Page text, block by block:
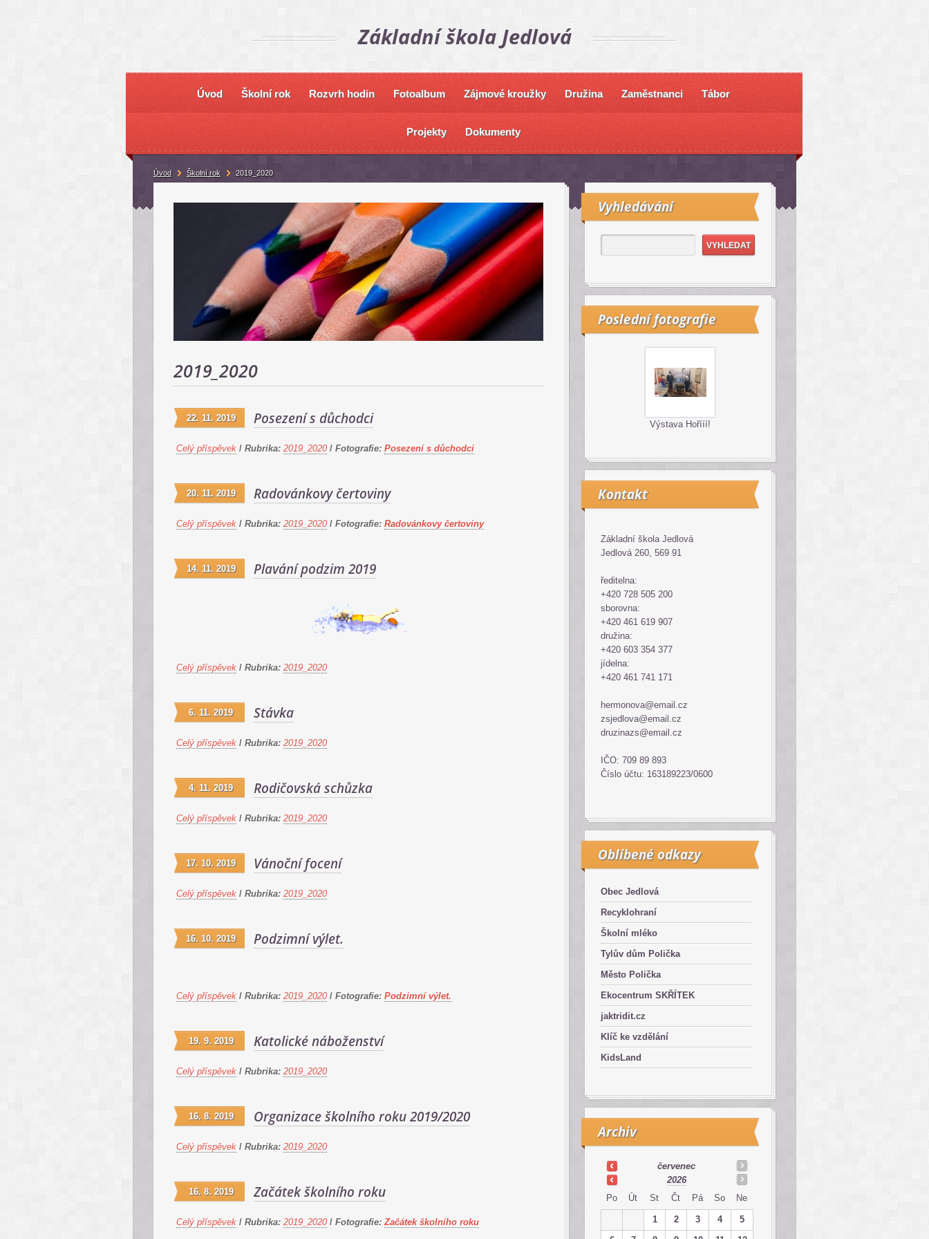
Základní škola Jedlová
Úvod Školní rok Rozvrh hodin Fotoalbum Zájmové kroužky Družina Zaměstnanci Tábor
Projekty Dokumenty
2019_2020
Posezení s důchodci
22. 11. 2019
Celý příspěvek / Rubrika: 2019_2020 / Fotografie: Posezení s důchodci
Radovánkovy čertoviny
20. 11. 2019
Celý příspěvek / Rubrika: 2019_2020 / Fotografie: Radovánkovy čertoviny
Plavání podzim 2019
14. 11. 2019
Celý příspěvek / Rubrika: 2019_2020
Stávka
6. 11. 2019
Celý příspěvek / Rubrika: 2019_2020
Rodičovská schůzka
4. 11. 2019
Celý příspěvek / Rubrika: 2019_2020
Vánoční focení
17. 10. 2019
Celý příspěvek / Rubrika: 2019_2020
Podzimní výlet.
16. 10. 2019
Celý příspěvek / Rubrika: 2019_2020 / Fotografie: Podzimní výlet.
Katolické náboženství
19. 9. 2019
Celý příspěvek / Rubrika: 2019_2020
Organizace školního roku 2019/2020
16. 8. 2019
Celý příspěvek / Rubrika: 2019_2020
Začátek školního roku
16. 8. 2019
Celý příspěvek / Rubrika: 2019_2020 / Fotografie: Začátek školního roku
Vyhledávání
Poslední fotografie
Výstava Hořííí!
Kontakt
Základní škola Jedlová
Jedlová 260, 569 91
ředitelna:
+420 728 505 200
sborovna:
+420 461 619 907
družina:
+420 603 354 377
jídelna:
+420 461 741 171
hermonova@email.cz
zsjedlova@email.cz
druzinazs@email.cz
IČO: 709 89 893
Číslo účtu: 163189223/0600
Oblíbené odkazy
Obec Jedlová
Recyklohraní
Školní mléko
Tylův dům Polička
Město Polička
Ekocentrum SKŘÍTEK
jaktridit.cz
Klíč ke vzdělání
KidsLand
Archiv
červenec
2026
Po
Út St Čt Pá So Ne
1 2 3 4
5
Úvod Školní rok 2019_2020